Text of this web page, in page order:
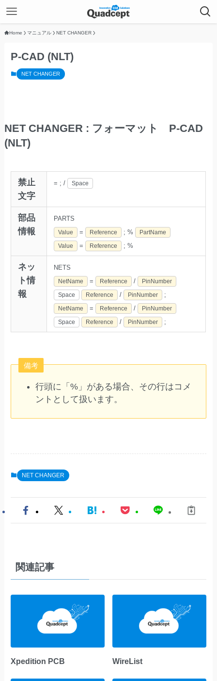
Home マニュアル NET CHANGER
P-CAD (NLT)
NET CHANGER
NET CHANGER : フォーマット P-CAD
(NLT)
禁止
文字
= ; / Space
部品
情報
PARTS
Value = Reference ; %
PartName
Value
= Reference ; %
ネッ
ト情
報
NETS
NetName = Reference /
PinNumber
Space
Reference / PinNumber ;
NetName = Reference /
PinNumber
Space
Reference / PinNumber ;
備考
行頭に「%」がある場合、その行はコメ
ントとして扱います。
NET CHANGER
関連記事
Xpedition PCB WireList